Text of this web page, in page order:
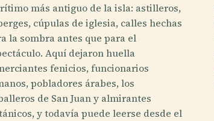
más antiguo de la isla: astilleros,
cúpulas de iglesia, calles hechas
la sombra antes que para el
Aquí dejaron huella
fenicios, funcionarios
pobladores árabes, los
de San Juan y almirantes
y todavía puede leerse desde el